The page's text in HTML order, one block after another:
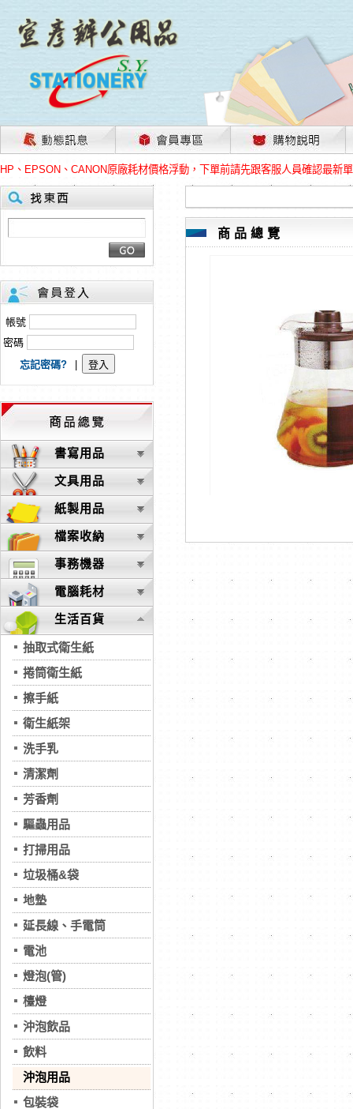
茲因國際情勢變化石油及塑化原物料波動漲幅甚大，部份上游供應商已採取
本網站免費註冊，所標示的商品單價皆為“未稅價格”；本公司保有是否接單出
HP、EPSON、CANON原廠耗材價格浮動，下單前請先跟客服人員確認最新
本網站免費註冊，所標示的商品單價皆為“未稅價格”；本公司保有是否接單出
匯款客戶請注意！因商品繁複來不及發現短缺，遂待客服人員跟您確認訂單
本網站免費註冊，所標示的商品單價皆為“未稅價格”；本公司保有是否接單出
茲因國際情勢變化石油及塑化原物料波動漲幅甚大，部份上游供應商已採取
本網站免費註冊，所標示的商品單價皆為“未稅價格”；本公司保有是否接單出
HP、EPSON、CANON原廠耗材價格浮動，下單前請先跟客服人員確認最新
本網站免費註冊，所標示的商品單價皆為“未稅價格”；本公司保有是否接單出
匯款客戶請注意！因商品繁複來不及發現短缺，遂待客服人員跟您確認訂單
本網站免費註冊，所標示的商品單價皆為“未稅價格”；本公司保有是否接單出
帳號
密碼
忘記密碼?
書寫用品
文具用品
紙製用品
檔案收納
事務機器
電腦耗材
生活百貨
抽取式衛生紙
捲筒衛生紙
擦手紙
衛生紙架
洗手乳
清潔劑
芳香劑
驅蟲用品
打掃用品
垃圾桶&袋
地墊
延長線、手電筒
電池
燈泡(管)
檯燈
沖泡飲品
飲料
沖泡用品
包裝袋
商品總覽